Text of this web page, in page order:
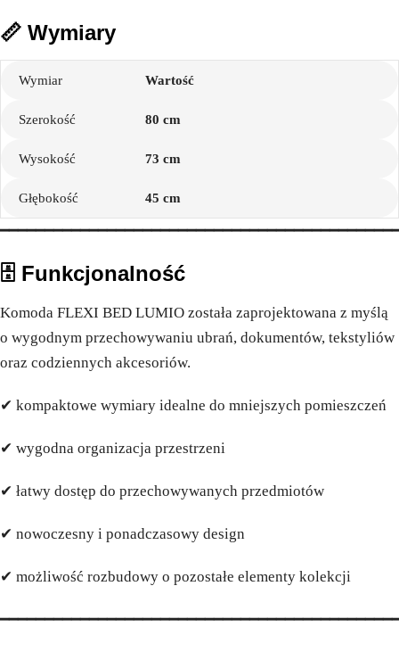
📏 Wymiary
Wymiar Wartość
Szerokość 80 cm
Wysokość 73 cm
Głębokość 45 cm
🗄️ Funkcjonalność
Komoda FLEXI BED LUMIO została zaprojektowana z myślą
o wygodnym przechowywaniu ubrań, dokumentów, tekstyliów
oraz codziennych akcesoriów.
✔ kompaktowe wymiary idealne do mniejszych pomieszczeń
✔ wygodna organizacja przestrzeni
✔ łatwy dostęp do przechowywanych przedmiotów
✔ nowoczesny i ponadczasowy design
✔ możliwość rozbudowy o pozostałe elementy kolekcji